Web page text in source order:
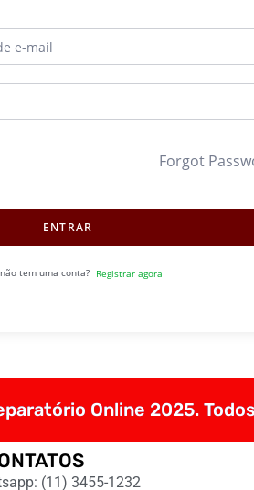
Forgot
ENTRAR
tem uma conta? Registrar agora
Online 2025.
(11) 3455-1232